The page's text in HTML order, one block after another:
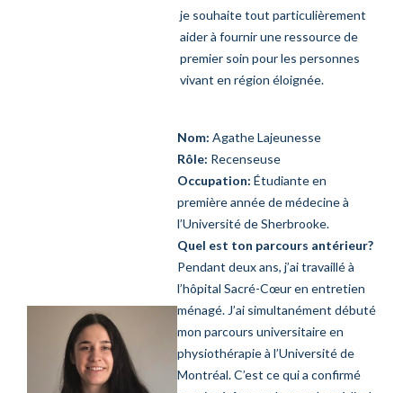
je souhaite tout particulièrement
aider à fournir une ressource de
premier soin pour les personnes
vivant en région éloignée.
Nom: Agathe Lajeunesse
Rôle: Recenseuse
Occupation: Étudiante en
première année de médecine à
l’Université de Sherbrooke.
Quel est ton parcours antérieur?
Pendant deux ans, j’ai travaillé à
l’hôpital Sacré-Cœur en entretien
ménagé. J’ai simultanément débuté
mon parcours universitaire en
physiothérapie à l’Université de
Montréal. C’est ce qui a confirmé